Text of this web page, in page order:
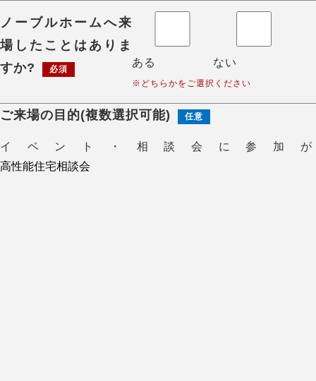
ノーブルホームへ来
場したことはありま
すか?
必須
ある ない
※どちらかをご選択ください
ご来場の目的(複数選択可能) 任意
イベント・相談会に参加